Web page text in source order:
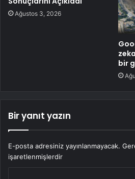
Ağustos 3, 2026
bir
Bir yanıt yazın
E-posta adresiniz yayınlanmayacak.
işaretlenmişlerdir